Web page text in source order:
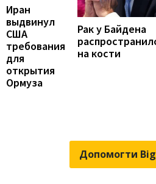
Иран
выдвинул
США
требования
для
открытия
Ормуза
Рак у Байдена
на кости
Допомогти